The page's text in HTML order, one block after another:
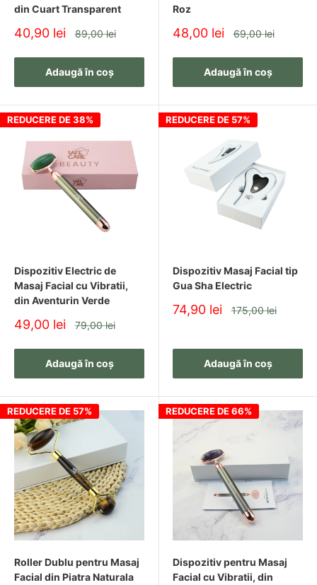
din Cuart Transparent
Pret
redus
40,90 lei Pret
89,00 lei
Adaugă în coș
Roz
Pret
redus
48,00 lei Pret
69,00 lei
Adaugă în coș
REDUCERE DE 38%
Dispozitiv Electric de
Masaj Facial cu Vibratii,
din Aventurin Verde
Pret
redus
49,00 lei Pret
79,00 lei
Adaugă în coș
REDUCERE DE 57%
Dispozitiv Masaj Facial tip
Gua Sha Electric
Pret
redus
74,90 lei Pret
175,00 lei
Adaugă în coș
REDUCERE DE 57%
Roller Dublu pentru Masaj
Facial din Piatra Naturala
REDUCERE DE 66%
Dispozitiv pentru Masaj
Facial cu Vibratii, din